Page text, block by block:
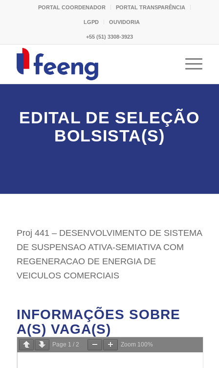
PORTAL COORDENADOR PORTAL TRANSPARÊNCIA
LGPD OUVIDORIA
+55 (51) 3308-3923
EDITAL DE SELEÇÃO
BOLSISTA(S)
Proj 441 – DESENVOLVIMENTO DE SISTEMA
DE SUSPENSAO ATIVA-SEMIATIVA COM
REGENERACAO DE ENERGIA DE
VEICULOS COMERCIAIS
INFORMAÇÕES SOBRE
A(S) VAGA(S)
Page 1 / 2 Zoom 100%